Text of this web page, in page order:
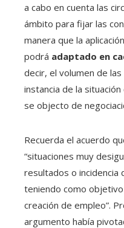
a cabo en cuenta las
ámbito para fijar las
manera que la
podrá adaptado en
decir, el volumen de
instancia de la
se objecto de
Recuerda el acuerdo
“situaciones muy
resultados o incidencia
teniendo como
creación de empleo”.
argumento había